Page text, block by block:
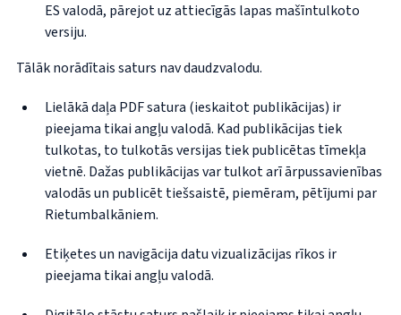
ES valodā, pārejot uz attiecīgās lapas mašīntulkoto
versiju.
Tālāk norādītais saturs nav daudzvalodu.
Lielākā daļa PDF satura (ieskaitot publikācijas) ir
pieejama tikai angļu valodā. Kad publikācijas tiek
tulkotas, to tulkotās versijas tiek publicētas tīmekļa
vietnē. Dažas publikācijas var tulkot arī ārpussavienības
valodās un publicēt tiešsaistē, piemēram, pētījumi par
Rietumbalkāniem.
Etiķetes un navigācija datu vizualizācijas rīkos ir
pieejama tikai angļu valodā.